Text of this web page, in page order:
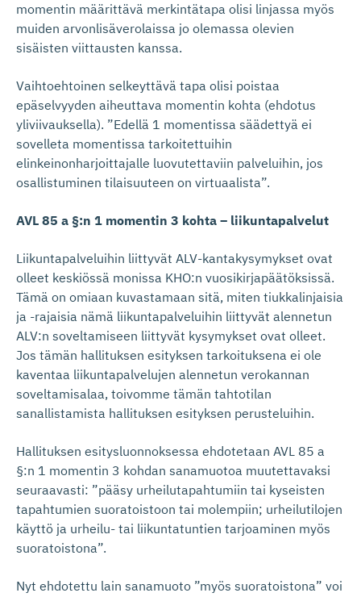
momentin määrittävä merkintätapa olisi linjassa myös
muiden arvonlisäverolaissa jo olemassa olevien
sisäisten viittausten kanssa.
Vaihtoehtoinen selkeyttävä tapa olisi poistaa
epäselvyyden aiheuttava momentin kohta (ehdotus
yliviivauksella). ”Edellä 1 momentissa säädettyä ei
sovelleta momentissa tarkoitettuihin
elinkeinonharjoittajalle luovutettaviin palveluihin, jos
osallistuminen tilaisuuteen on virtuaalista”.
AVL 85 a §:n 1 momentin 3 kohta – liikuntapalvelut
Liikuntapalveluihin liittyvät ALV-kantakysymykset ovat
olleet keskiössä monissa KHO:n vuosikirjapäätöksissä.
Tämä on omiaan kuvastamaan sitä, miten tiukkalinjaisia
ja -rajaisia nämä liikuntapalveluihin liittyvät alennetun
ALV:n soveltamiseen liittyvät kysymykset ovat olleet.
Jos tämän hallituksen esityksen tarkoituksena ei ole
kaventaa liikuntapalvelujen alennetun verokannan
soveltamisalaa, toivomme tämän tahtotilan
sanallistamista hallituksen esityksen perusteluihin.
Hallituksen esitysluonnoksessa ehdotetaan AVL 85 a
§:n 1 momentin 3 kohdan sanamuotoa muutettavaksi
seuraavasti: ”pääsy urheilutapahtumiin tai kyseisten
tapahtumien suoratoistoon tai molempiin; urheilutilojen
käyttö ja urheilu- tai liikuntatuntien tarjoaminen myös
suoratoistona”.
Nyt ehdotettu lain sanamuoto ”myös suoratoistona” voi